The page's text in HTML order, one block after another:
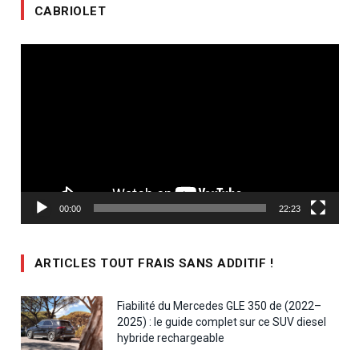
CABRIOLET
00:00 22:23
ARTICLES TOUT FRAIS SANS ADDITIF !
Fiabilité du Mercedes GLE 350 de (2022–
2025) : le guide complet sur ce SUV diesel
hybride rechargeable